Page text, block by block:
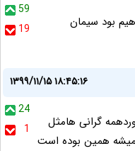
59
19
بود سیمان
۱۳۹۹/۱۱/۱۵ ۱۸:۴۵:۱۶
24
1
گرانی هامثل
همین بوده است